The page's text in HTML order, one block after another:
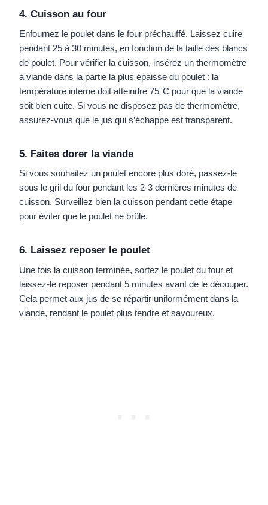
4. Cuisson au four
Enfournez le poulet dans le four préchauffé. Laissez cuire
pendant 25 à 30 minutes, en fonction de la taille des blancs
de poulet. Pour vérifier la cuisson, insérez un thermomètre
à viande dans la partie la plus épaisse du poulet : la
température interne doit atteindre 75°C pour que la viande
soit bien cuite. Si vous ne disposez pas de thermomètre,
assurez-vous que le jus qui s’échappe est transparent.
5. Faites dorer la viande
Si vous souhaitez un poulet encore plus doré, passez-le
sous le gril du four pendant les 2-3 dernières minutes de
cuisson. Surveillez bien la cuisson pendant cette étape
pour éviter que le poulet ne brûle.
6. Laissez reposer le poulet
Une fois la cuisson terminée, sortez le poulet du four et
laissez-le reposer pendant 5 minutes avant de le découper.
Cela permet aux jus de se répartir uniformément dans la
viande, rendant le poulet plus tendre et savoureux.